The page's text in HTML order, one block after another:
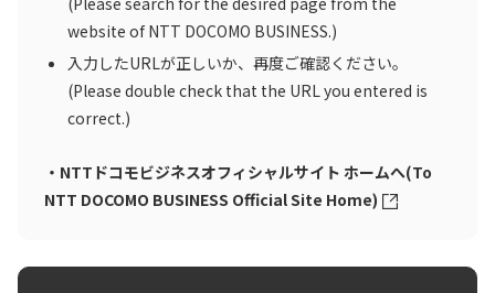
website of NTT DOCOMO BUSINESS.)
入力したURLが正しいか、再度ご確認ください。
(Please double check that the URL you entered is
correct.)
・NTTドコモビジネスオフィシャルサイト ホームへ(To
NTT DOCOMO BUSINESS Official Site Home)